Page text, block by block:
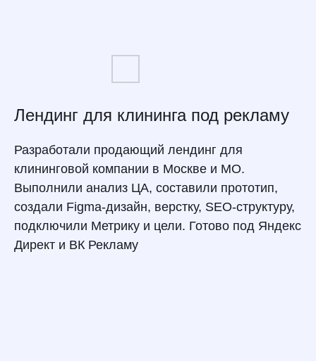
Лендинг для клининга под рекламу
Разработали продающий лендинг для
клининговой компании в Москве и МО.
Выполнили анализ ЦА, составили прототип,
создали Figma-дизайн, верстку, SEO-структуру,
подключили Метрику и цели. Готово под Яндекс
Директ и ВК Рекламу